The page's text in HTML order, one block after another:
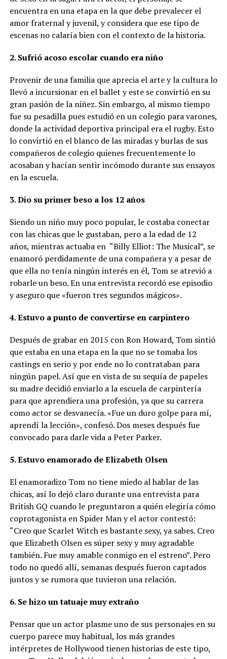
encuentra en una etapa en la que debe prevalecer el
amor fraternal y juvenil, y considera que ese tipo de
escenas no calaría bien con el contexto de la historia.
2. Sufrió acoso escolar cuando era niño
Provenir de una familia que aprecia el arte y la cultura lo
llevó a incursionar en el ballet y este se convirtió en su
gran pasión de la niñez. Sin embargo, al mismo tiempo
fue su pesadilla pues estudió en un colegio para varones,
donde la actividad deportiva principal era el rugby. Esto
lo convirtió en el blanco de las miradas y burlas de sus
compañeros de colegio quienes frecuentemente lo
acosaban y hacían sentir incómodo durante sus ensayos
en la escuela.
3. Dio su primer beso a los 12 años
Siendo un niño muy poco popular, le costaba conectar
con las chicas que le gustaban, pero a la edad de 12
años, mientras actuaba en “Billy Elliot: The Musical”, se
enamoró perdidamente de una compañera y a pesar de
que ella no tenía ningún interés en él, Tom se atrevió a
robarle un beso. En una entrevista recordó ese episodio
y aseguro que «fueron tres segundos mágicos».
4. Estuvo a punto de convertirse en carpintero
Después de grabar en 2015 con Ron Howard, Tom sintió
que estaba en una etapa en la que no se tomaba los
castings en serio y por ende no lo contrataban para
ningún papel. Así que en vista de su sequía de papeles
su madre decidió enviarlo a la escuela de carpintería
para que aprendiera una profesión, ya que su carrera
como actor se desvanecía. «Fue un duro golpe para mí,
aprendí la lección», confesó. Dos meses después fue
convocado para darle vida a Peter Parker.
5. Estuvo enamorado de Elizabeth Olsen
El enamoradizo Tom no tiene miedo al hablar de las
chicas, así lo dejó claro durante una entrevista para
British GQ cuando le preguntaron a quién elegiría cómo
coprotagonista en Spider Man y el actor contestó:
“Creo que Scarlet Witch es bastante sexy, ya sabes. Creo
que Elizabeth Olsen es súper sexy y muy agradable
también. Fue muy amable conmigo en el estreno”. Pero
todo no quedó allí, semanas después fueron captados
juntos y se rumora que tuvieron una relación.
6. Se hizo un tatuaje muy extraño
Pensar que un actor plasme uno de sus personajes en su
cuerpo parece muy habitual, los más grandes
intérpretes de Hollywood tienen historias de este tipo,